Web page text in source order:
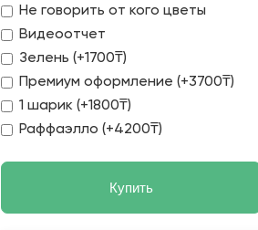
Не говорить от кого цветы
Видеоотчет
Зелень (+1700₸)
Премиум оформление (+3700₸)
1 шарик (+1800₸)
Раффаэлло (+4200₸)
Купить